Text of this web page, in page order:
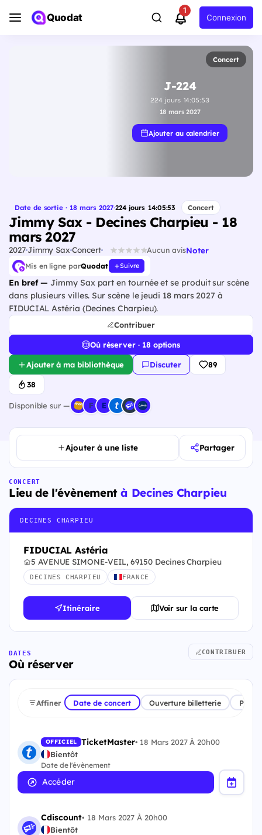
Quodat
1
Connexion
Concert
J-224
224jours 14:05:52
18 mars 2027
Ajouter au calendrier
Date de sortie · 18 mars 2027·224 jours 14:05:52 Concert
Jimmy Sax - Decines Charpieu - 18
mars 2027
2027Jimmy SaxConcert Aucun avisNoter
Mis en ligne parQuodat Suivre
En bref — Jimmy Sax part en tournée et se produit sur scène
dans plusieurs villes. Sur scène le jeudi 18 mars 2027 à
FIDUCIAL Astéria (Decines Charpieu).
Contribuer
Où réserver · 18 options
Ajouter à ma bibliothèque Discuter 89
38
Disponible sur —
Ajouter à une liste Partager
CONCERT
Lieu de l'évènementà Decines Charpieu
DECINES CHARPIEU
FIDUCIAL Astéria
5 AVENUE SIMONE-VEIL, 69150 Decines Charpieu
DECINES CHARPIEU FRANCE
Itinéraire Voir sur la carte
DATES
Où réserver
CONTRIBUER
Affiner Date de concert Ouverture billetterie
OFFICIEL TicketMaster• 18 Mars 2027 À 20h00
Bientôt
Date de l'évènement
Accéder
Cdiscount• 18 Mars 2027 À 20h00
Bientôt